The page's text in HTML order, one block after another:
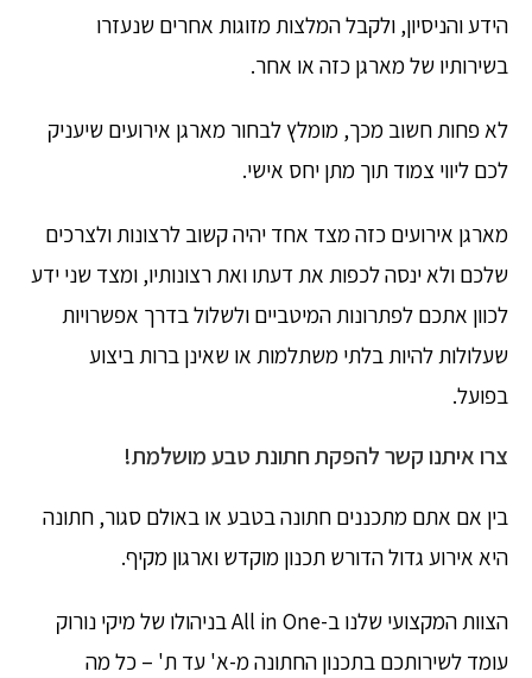
הידע והניסיון, ולקבל המלצות מזוגות אחרים שנעזרו
בשירותיו של מארגן כזה או אחר.
לא פחות חשוב מכך, מומלץ לבחור מארגן אירועים שיעניק
לכם ליווי צמוד תוך מתן יחס אישי.
מארגן אירועים כזה מצד אחד יהיה קשוב לרצונות ולצרכים
שלכם ולא ינסה לכפות את דעתו ואת רצונותיו, ומצד שני ידע
לכוון אתכם לפתרונות המיטביים ולשלול בדרך אפשרויות
שעלולות להיות בלתי משתלמות או שאינן ברות ביצוע
בפועל.
צרו איתנו קשר להפקת חתונת טבע מושלמת!
בין אם אתם מתכננים חתונה בטבע או באולם סגור, חתונה
היא אירוע גדול הדורש תכנון מוקדש וארגון מקיף.
הצוות המקצועי שלנו ב-All in One בניהולו של מיקי נורוק
עומד לשירותכם בתכנון החתונה מ-א' עד ת' – כל מה